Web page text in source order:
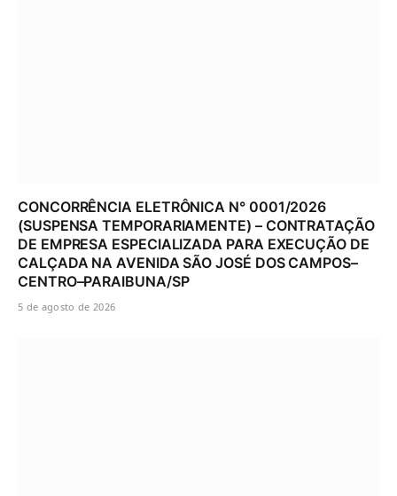
CONCORRÊNCIA ELETRÔNICA N° 0001/2026
(SUSPENSA TEMPORARIAMENTE) – CONTRATAÇÃO
DE EMPRESA ESPECIALIZADA PARA EXECUÇÃO DE
CALÇADA NA AVENIDA SÃO JOSÉ DOS CAMPOS–
CENTRO–PARAIBUNA/SP
5 de agosto de 2026